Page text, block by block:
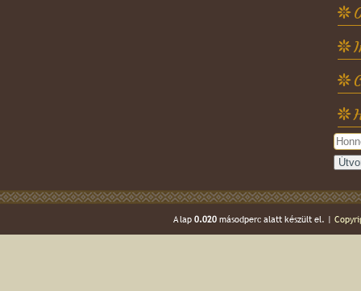
A lap 0.020másodperc alatt készült el. |